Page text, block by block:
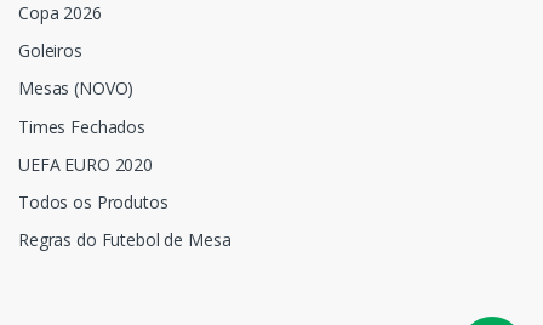
Copa 2026
Goleiros
Mesas (NOVO)
Times Fechados
UEFA EURO 2020
Todos os Produtos
Regras do Futebol de Mesa